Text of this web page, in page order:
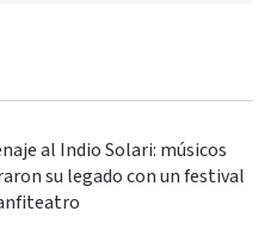
al Indio Solari: músicos
su legado con un festival